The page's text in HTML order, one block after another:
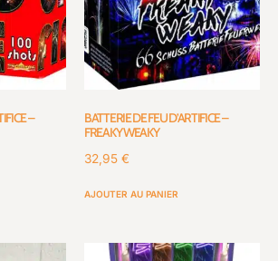
–
BATTERIE DE FEU D’ARTIFICE –
FREAKY WEAKY
32,95 €
AJOUTER AU PANIER